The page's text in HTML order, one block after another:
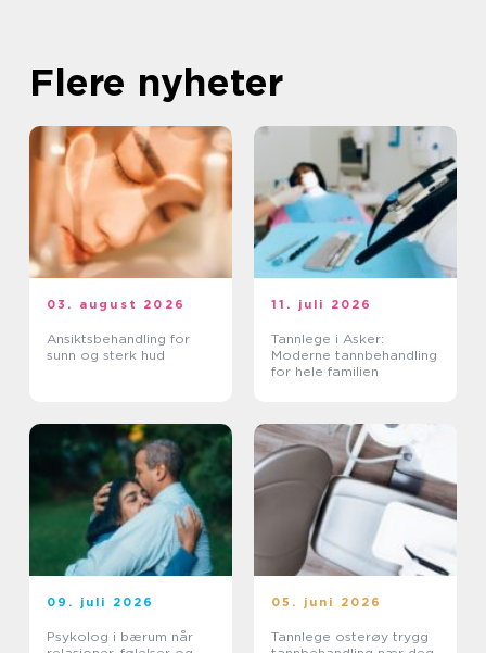
Flere nyheter
03. august 2026
Ansiktsbehandling for
sunn og sterk hud
11. juli 2026
Tannlege i Asker:
Moderne tannbehandling
for hele familien
09. juli 2026
Psykolog i bærum når
05. juni 2026
Tannlege osterøy trygg